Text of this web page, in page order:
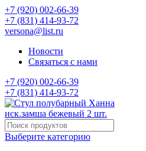
+7 (920) 002-66-39
+7 (831) 414-93-72
versona@list.ru
Новости
Связаться с нами
+7 (920) 002-66-39
+7 (831) 414-93-72
Выберите категорию